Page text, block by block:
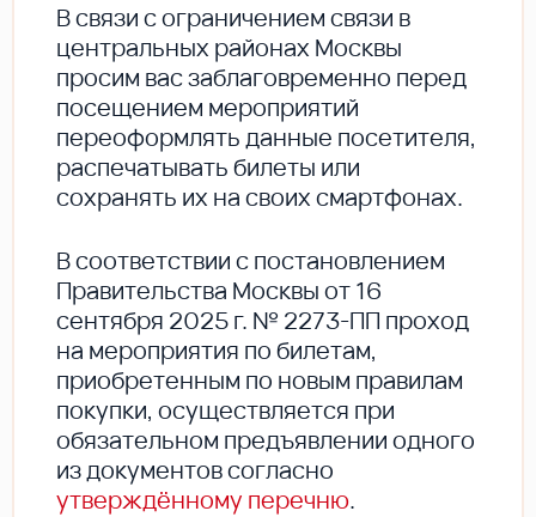
В cвязи с ограничением связи в
центральных районах Москвы
просим вас заблаговременно перед
посещением мероприятий
переоформлять данные посетителя,
распечатывать билеты или
сохранять их на своих смартфонах.
В соответствии с постановлением
Правительства Москвы от 16
сентября 2025 г. № 2273-ПП проход
на мероприятия по билетам,
приобретенным по новым правилам
покупки, осуществляется при
обязательном предъявлении одного
из документов согласно
утверждённому перечню.